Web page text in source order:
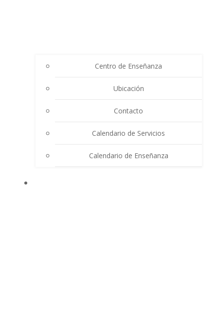
Centro de Enseñanza
Ubicación
Contacto
Calendario de Servicios
Calendario de Enseñanza